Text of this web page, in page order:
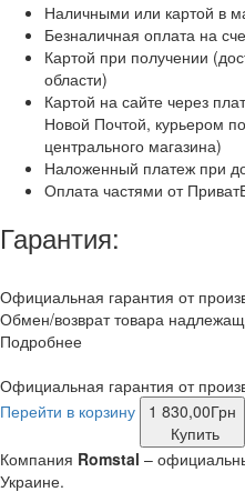
Наличными или картой в
Безналичная оплата на
Картой при получении
области)
Картой на сайте через
Новой Почтой, курьером
центрального магазина)
Наложенный платеж при
Оплата частями от
Гарантия:
Официальная гарантия от
Обмен/возврат товара
Подробнее
Официальная гарантия от
Перейти в корзину
1 830,00Грн
Купить
Компания Romstal –
Украине.